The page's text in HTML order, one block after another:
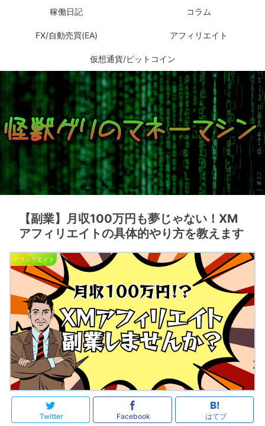
稼働日記 コラム
FX/自動売買(EA) アフィリエイト
仮想通貨/ビットコイン
【副業】月収100万円も夢じゃない！XM
アフィリエイトの具体的やり方を教えます
アフィリエイト
Twitter Facebook はてブ